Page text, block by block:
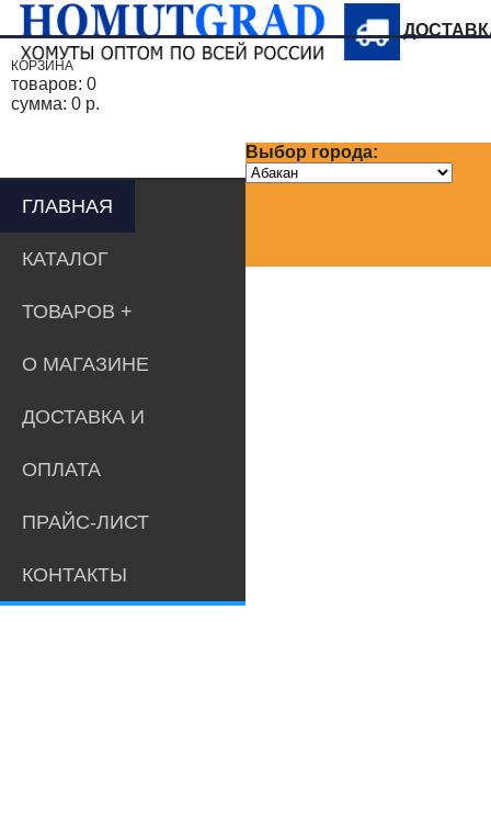
Выбор города:
КОРЗИНА
товаров: 0
сумма: 0 р.
ГЛАВНАЯ
КАТАЛОГ
ТОВАРОВ
О МАГАЗИНЕ
ДОСТАВКА И
ОПЛАТА
ПРАЙС-ЛИСТ
КОНТАКТЫ